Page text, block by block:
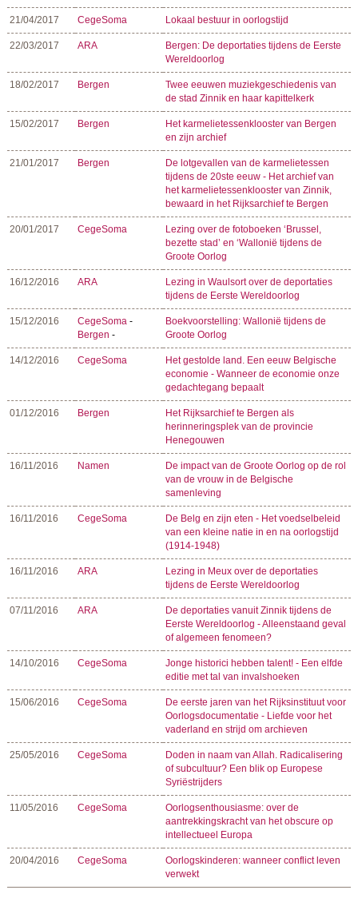
21/04/2017 CegeSoma Lokaal bestuur in oorlogstijd
22/03/2017 ARA
Bergen: De deportaties tijdens de Eerste
Wereldoorlog
18/02/2017 Bergen
Twee eeuwen muziekgeschiedenis van
de stad Zinnik en haar kapittelkerk
15/02/2017 Bergen
Het karmelietessenklooster van Bergen
en zijn archief
21/01/2017 Bergen
De lotgevallen van de karmelietessen
tijdens de 20ste eeuw - Het archief van
het karmelietessenklooster van Zinnik,
bewaard in het Rijksarchief te Bergen
20/01/2017 CegeSoma
Lezing over de fotoboeken ‘Brussel,
bezette stad’ en ‘Wallonië tijdens de
Groote Oorlog
16/12/2016 ARA
Lezing in Waulsort over de deportaties
tijdens de Eerste Wereldoorlog
15/12/2016 CegeSoma -
Bergen -
Boekvoorstelling: Wallonië tijdens de
Groote Oorlog
14/12/2016 CegeSoma
Het gestolde land. Een eeuw Belgische
economie - Wanneer de economie onze
gedachtegang bepaalt
01/12/2016 Bergen
Het Rijksarchief te Bergen als
herinneringsplek van de provincie
Henegouwen
16/11/2016 Namen
De impact van de Groote Oorlog op de rol
van de vrouw in de Belgische
samenleving
16/11/2016 CegeSoma
De Belg en zijn eten - Het voedselbeleid
van een kleine natie in en na oorlogstijd
(1914-1948)
16/11/2016 ARA
Lezing in Meux over de deportaties
tijdens de Eerste Wereldoorlog
07/11/2016 ARA
De deportaties vanuit Zinnik tijdens de
Eerste Wereldoorlog - Alleenstaand geval
of algemeen fenomeen?
14/10/2016 CegeSoma
Jonge historici hebben talent! - Een elfde
editie met tal van invalshoeken
15/06/2016 CegeSoma
De eerste jaren van het Rijksinstituut voor
Oorlogsdocumentatie - Liefde voor het
vaderland en strijd om archieven
25/05/2016 CegeSoma
Doden in naam van Allah. Radicalisering
of subcultuur? Een blik op Europese
Syriëstrijders
11/05/2016 CegeSoma
Oorlogsenthousiasme: over de
aantrekkingskracht van het obscure op
intellectueel Europa
20/04/2016 CegeSoma
Oorlogskinderen: wanneer conflict leven
verwekt